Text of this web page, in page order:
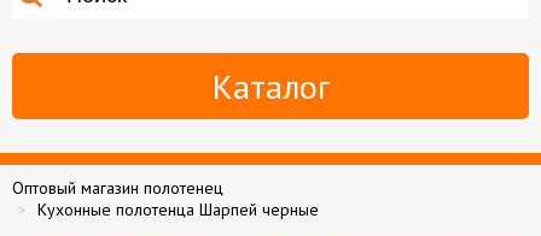
Каталог
Оптовый магазин полотенец
Кухонные полотенца Шарпей черные